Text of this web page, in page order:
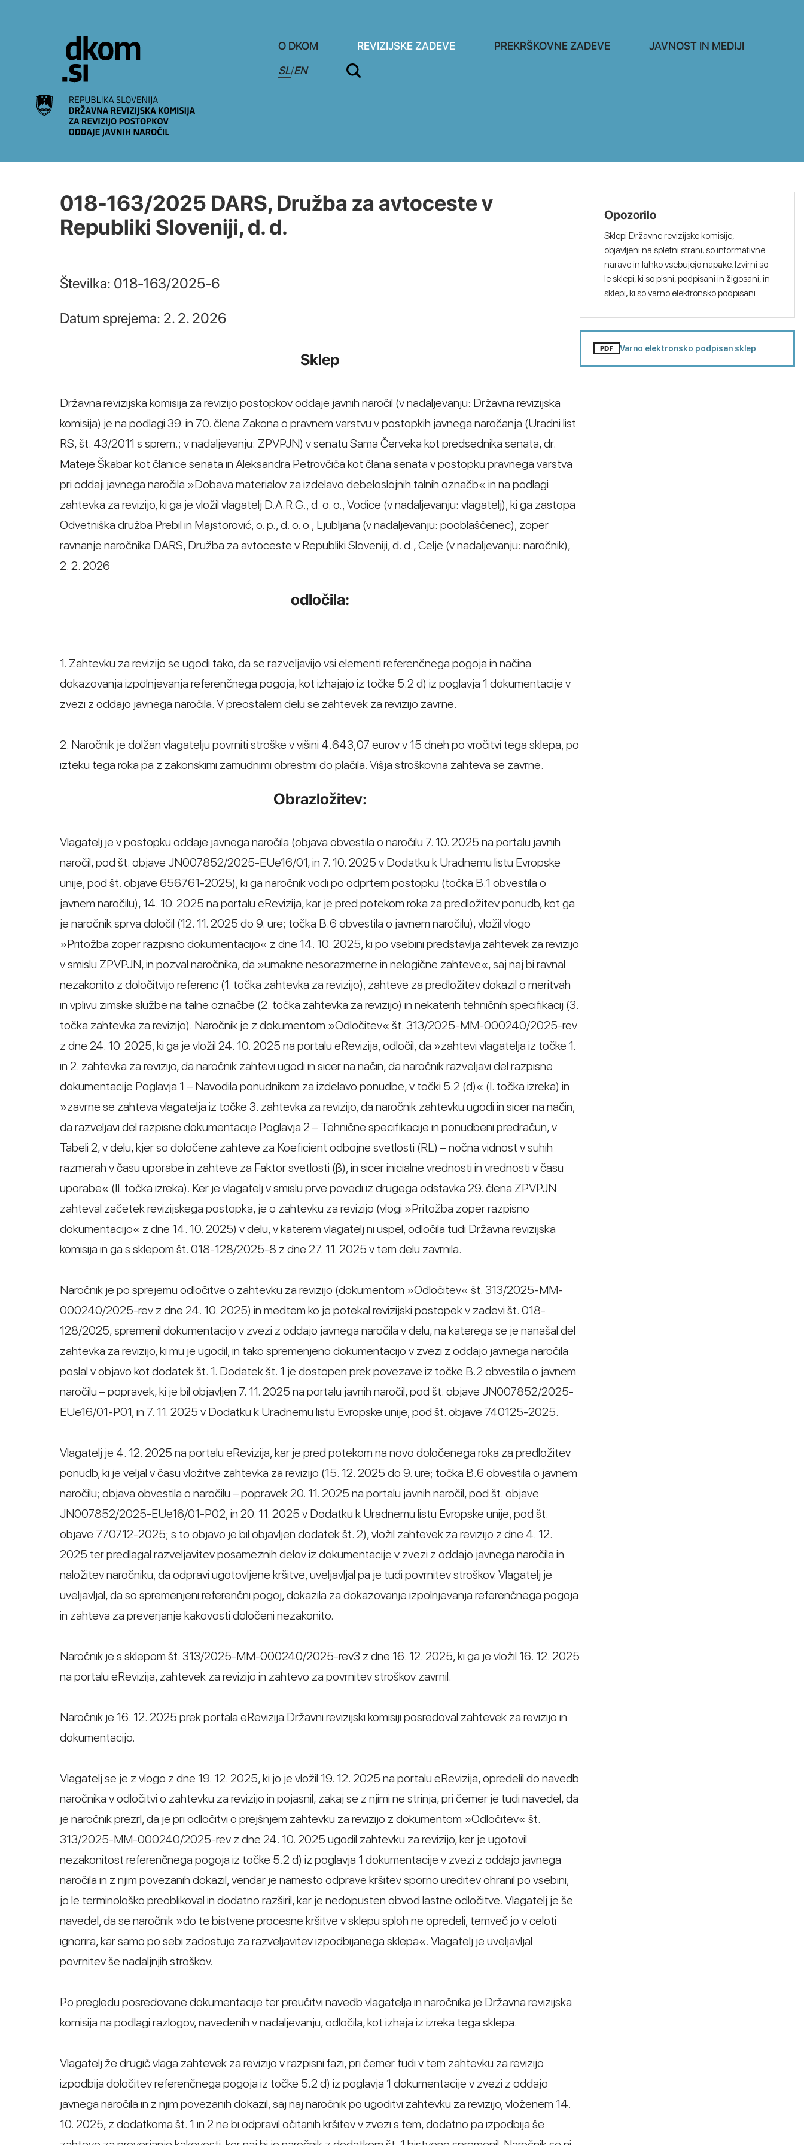
O DKOM REVIZIJSKE ZADEVE PREKRŠKOVNE ZADEVE
JAVNOST IN MEDIJI
SL/EN
018-163/2025 DARS, Družba za avtoceste v
Republiki Sloveniji, d. d.
Številka: 018-163/2025-6
Datum sprejema: 2. 2. 2026
Sklep
Državna revizijska komisija za revizijo postopkov oddaje javnih naročil (v nadaljevanju: Državna revizijska
komisija) je na podlagi 39. in 70. člena Zakona o pravnem varstvu v postopkih javnega naročanja (Uradni list
RS, št. 43/2011 s sprem.; v nadaljevanju: ZPVPJN) v senatu Sama Červeka kot predsednika senata, dr.
Mateje Škabar kot članice senata in Aleksandra Petrovčiča kot člana senata v postopku pravnega varstva
pri oddaji javnega naročila »Dobava materialov za izdelavo debeloslojnih talnih označb« in na podlagi
zahtevka za revizijo, ki ga je vložil vlagatelj D.A.R.G., d. o. o., Vodice (v nadaljevanju: vlagatelj), ki ga zastopa
Odvetniška družba Prebil in Majstorović, o. p., d. o. o., Ljubljana (v nadaljevanju: pooblaščenec), zoper
ravnanje naročnika DARS, Družba za avtoceste v Republiki Sloveniji, d. d., Celje (v nadaljevanju: naročnik),
2. 2. 2026
odločila:
1. Zahtevku za revizijo se ugodi tako, da se razveljavijo vsi elementi referenčnega pogoja in načina
dokazovanja izpolnjevanja referenčnega pogoja, kot izhajajo iz točke 5.2 d) iz poglavja 1 dokumentacije v
zvezi z oddajo javnega naročila. V preostalem delu se zahtevek za revizijo zavrne.
2. Naročnik je dolžan vlagatelju povrniti stroške v višini 4.643,07 eurov v 15 dneh po vročitvi tega sklepa, po
izteku tega roka pa z zakonskimi zamudnimi obrestmi do plačila. Višja stroškovna zahteva se zavrne.
Obrazložitev:
Vlagatelj je v postopku oddaje javnega naročila (objava obvestila o naročilu 7. 10. 2025 na portalu javnih
naročil, pod št. objave JN007852/2025-EUe16/01, in 7. 10. 2025 v Dodatku k Uradnemu listu Evropske
unije, pod št. objave 656761-2025), ki ga naročnik vodi po odprtem postopku (točka B.1 obvestila o
javnem naročilu), 14. 10. 2025 na portalu eRevizija, kar je pred potekom roka za predložitev ponudb, kot ga
je naročnik sprva določil (12. 11. 2025 do 9. ure; točka B.6 obvestila o javnem naročilu), vložil vlogo
»Pritožba zoper razpisno dokumentacijo« z dne 14. 10. 2025, ki po vsebini predstavlja zahtevek za revizijo
v smislu ZPVPJN, in pozval naročnika, da »umakne nesorazmerne in nelogične zahteve«, saj naj bi ravnal
nezakonito z določitvijo referenc (1. točka zahtevka za revizijo), zahteve za predložitev dokazil o meritvah
in vplivu zimske službe na talne označbe (2. točka zahtevka za revizijo) in nekaterih tehničnih specifikacij (3.
točka zahtevka za revizijo). Naročnik je z dokumentom »Odločitev« št. 313/2025-MM-000240/2025-rev
z dne 24. 10. 2025, ki ga je vložil 24. 10. 2025 na portalu eRevizija, odločil, da »zahtevi vlagatelja iz točke 1.
in 2. zahtevka za revizijo, da naročnik zahtevi ugodi in sicer na način, da naročnik razveljavi del razpisne
dokumentacije Poglavja 1 – Navodila ponudnikom za izdelavo ponudbe, v točki 5.2 (d)« (I. točka izreka) in
»zavrne se zahteva vlagatelja iz točke 3. zahtevka za revizijo, da naročnik zahtevku ugodi in sicer na način,
da razveljavi del razpisne dokumentacije Poglavja 2 – Tehnične specifikacije in ponudbeni predračun, v
Tabeli 2, v delu, kjer so določene zahteve za Koeficient odbojne svetlosti (RL) – nočna vidnost v suhih
razmerah v času uporabe in zahteve za Faktor svetlosti (β), in sicer inicialne vrednosti in vrednosti v času
uporabe« (II. točka izreka). Ker je vlagatelj v smislu prve povedi iz drugega odstavka 29. člena ZPVPJN
zahteval začetek revizijskega postopka, je o zahtevku za revizijo (vlogi »Pritožba zoper razpisno
dokumentacijo« z dne 14. 10. 2025) v delu, v katerem vlagatelj ni uspel, odločila tudi Državna revizijska
komisija in ga s sklepom št. 018-128/2025-8 z dne 27. 11. 2025 v tem delu zavrnila.
Naročnik je po sprejemu odločitve o zahtevku za revizijo (dokumentom »Odločitev« št. 313/2025-MM-
000240/2025-rev z dne 24. 10. 2025) in medtem ko je potekal revizijski postopek v zadevi št. 018-
128/2025, spremenil dokumentacijo v zvezi z oddajo javnega naročila v delu, na katerega se je nanašal del
zahtevka za revizijo, ki mu je ugodil, in tako spremenjeno dokumentacijo v zvezi z oddajo javnega naročila
poslal v objavo kot dodatek št. 1. Dodatek št. 1 je dostopen prek povezave iz točke B.2 obvestila o javnem
naročilu – popravek, ki je bil objavljen 7. 11. 2025 na portalu javnih naročil, pod št. objave JN007852/2025-
EUe16/01-P01, in 7. 11. 2025 v Dodatku k Uradnemu listu Evropske unije, pod št. objave 740125-2025.
Vlagatelj je 4. 12. 2025 na portalu eRevizija, kar je pred potekom na novo določenega roka za predložitev
ponudb, ki je veljal v času vložitve zahtevka za revizijo (15. 12. 2025 do 9. ure; točka B.6 obvestila o javnem
naročilu; objava obvestila o naročilu – popravek 20. 11. 2025 na portalu javnih naročil, pod št. objave
JN007852/2025-EUe16/01-P02, in 20. 11. 2025 v Dodatku k Uradnemu listu Evropske unije, pod št.
objave 770712-2025; s to objavo je bil objavljen dodatek št. 2), vložil zahtevek za revizijo z dne 4. 12.
2025 ter predlagal razveljavitev posameznih delov iz dokumentacije v zvezi z oddajo javnega naročila in
naložitev naročniku, da odpravi ugotovljene kršitve, uveljavljal pa je tudi povrnitev stroškov. Vlagatelj je
uveljavljal, da so spremenjeni referenčni pogoj, dokazila za dokazovanje izpolnjevanja referenčnega pogoja
in zahteva za preverjanje kakovosti določeni nezakonito.
Naročnik je s sklepom št. 313/2025-MM-000240/2025-rev3 z dne 16. 12. 2025, ki ga je vložil 16. 12. 2025
na portalu eRevizija, zahtevek za revizijo in zahtevo za povrnitev stroškov zavrnil.
Naročnik je 16. 12. 2025 prek portala eRevizija Državni revizijski komisiji posredoval zahtevek za revizijo in
dokumentacijo.
Vlagatelj se je z vlogo z dne 19. 12. 2025, ki jo je vložil 19. 12. 2025 na portalu eRevizija, opredelil do navedb
naročnika v odločitvi o zahtevku za revizijo in pojasnil, zakaj se z njimi ne strinja, pri čemer je tudi navedel, da
je naročnik prezrl, da je pri odločitvi o prejšnjem zahtevku za revizijo z dokumentom »Odločitev« št.
313/2025-MM-000240/2025-rev z dne 24. 10. 2025 ugodil zahtevku za revizijo, ker je ugotovil
nezakonitost referenčnega pogoja iz točke 5.2 d) iz poglavja 1 dokumentacije v zvezi z oddajo javnega
naročila in z njim povezanih dokazil, vendar je namesto odprave kršitev sporno ureditev ohranil po vsebini,
jo le terminološko preoblikoval in dodatno razširil, kar je nedopusten obvod lastne odločitve. Vlagatelj je še
navedel, da se naročnik »do te bistvene procesne kršitve v sklepu sploh ne opredeli, temveč jo v celoti
ignorira, kar samo po sebi zadostuje za razveljavitev izpodbijanega sklepa«. Vlagatelj je uveljavljal
povrnitev še nadaljnjih stroškov.
Po pregledu posredovane dokumentacije ter preučitvi navedb vlagatelja in naročnika je Državna revizijska
komisija na podlagi razlogov, navedenih v nadaljevanju, odločila, kot izhaja iz izreka tega sklepa.
Vlagatelj že drugič vlaga zahtevek za revizijo v razpisni fazi, pri čemer tudi v tem zahtevku za revizijo
izpodbija določitev referenčnega pogoja iz točke 5.2 d) iz poglavja 1 dokumentacije v zvezi z oddajo
javnega naročila in z njim povezanih dokazil, saj naj naročnik po ugoditvi zahtevku za revizijo, vloženem 14.
10. 2025, z dodatkoma št. 1 in 2 ne bi odpravil očitanih kršitev v zvezi s tem, dodatno pa izpodbija še
Opozorilo
Sklepi Državne revizijske komisije,
objavljeni na spletni strani, so informativne
narave in lahko vsebujejo napake. Izvirni so
le sklepi, ki so pisni, podpisani in žigosani, in
sklepi, ki so varno elektronsko podpisani.
Varno elektronsko podpisan sklep